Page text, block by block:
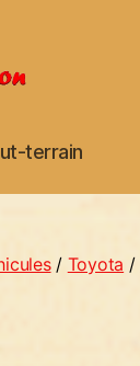
terrain
/ Toyota /